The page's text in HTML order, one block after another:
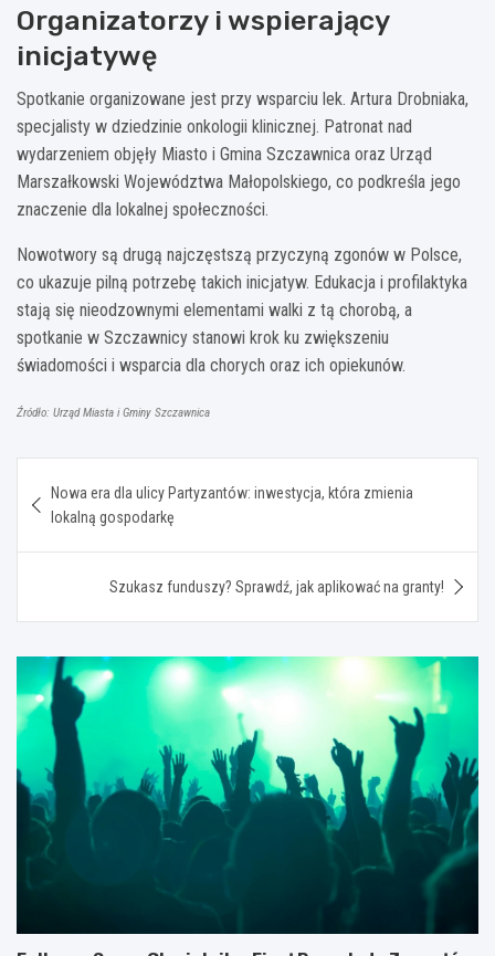
Organizatorzy i wspierający
inicjatywę
Spotkanie organizowane jest przy wsparciu lek. Artura Drobniaka,
specjalisty w dziedzinie onkologii klinicznej. Patronat nad
wydarzeniem objęły Miasto i Gmina Szczawnica oraz Urząd
Marszałkowski Województwa Małopolskiego, co podkreśla jego
znaczenie dla lokalnej społeczności.
Nowotwory są drugą najczęstszą przyczyną zgonów w Polsce,
co ukazuje pilną potrzebę takich inicjatyw. Edukacja i profilaktyka
stają się nieodzownymi elementami walki z tą chorobą, a
spotkanie w Szczawnicy stanowi krok ku zwiększeniu
świadomości i wsparcia dla chorych oraz ich opiekunów.
Źródło: Urząd Miasta i Gminy Szczawnica
wpisu
Nowa era dla ulicy Partyzantów: inwestycja, która zmienia
lokalną gospodarkę
Szukasz funduszy? Sprawdź, jak aplikować na granty!